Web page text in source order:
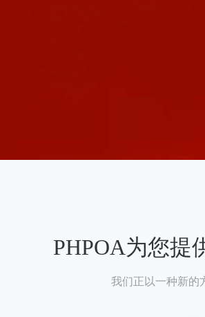
PHPOA为您提
我们正以一种新的